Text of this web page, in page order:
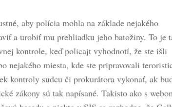
aby polícia mohla na základe nejakého
a urobiť mu prehliadku jeho batožiny. To je
kontrole, keď policajt vyhodnotí, že ste išli
nejakého miesta, kde ste pripravovali
kontroly sudcu či prokurátora vykonať, ak
zákony sú tak napísané. Takisto ako s